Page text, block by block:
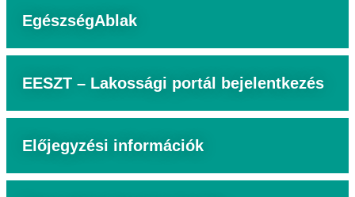
EgészségAblak
EESZT – Lakossági portál bejelentkezés
Előjegyzési információk